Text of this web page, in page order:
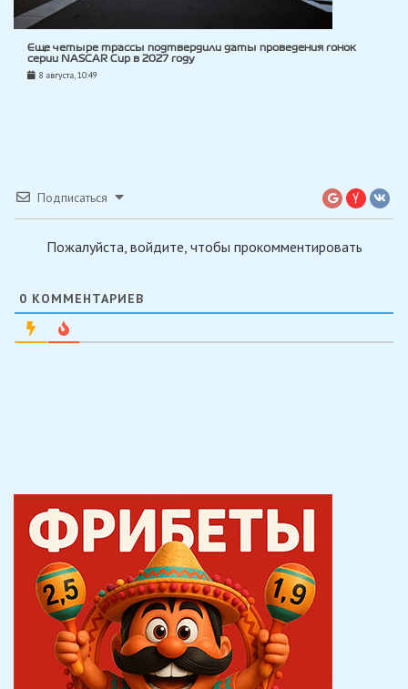
Еще четыре трассы подтвердили даты проведения гонок
серии NASCAR Cup в 2027 году
8 августа, 10:49
Подписаться
Пожалуйста, войдите, чтобы прокомментировать
0 КОММЕНТАРИЕВ